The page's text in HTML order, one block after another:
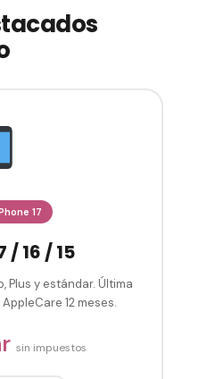
17
/ 16 / 15
Plus y estándar. Última
12 meses.
sin impuestos